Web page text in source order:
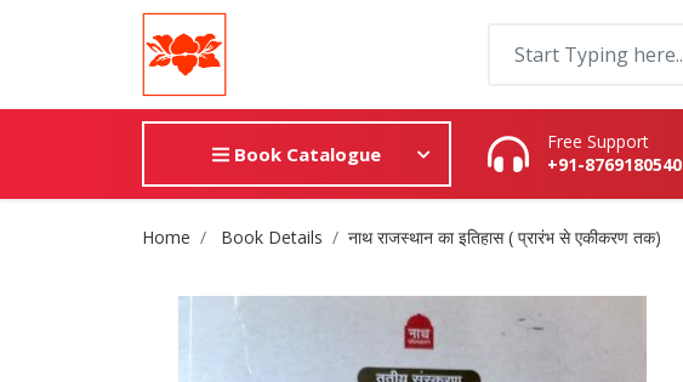
Book Catalogue
Free Support
+91-8769180540
Site Breadcrumb
Home Book Details नाथ राजस्थान का इतिहास ( प्रारंभ से एकीकरण तक)